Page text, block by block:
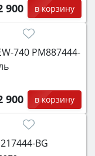
900 в корзину
740 PM887444-
900 в корзину
BG